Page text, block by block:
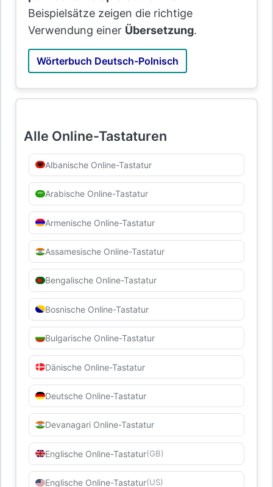
Beispielsätze zeigen die richtige
Verwendung einer Übersetzung.
Wörterbuch Deutsch-Polnisch
Alle Online-Tastaturen
Albanische Online-Tastatur
Arabische Online-Tastatur
Armenische Online-Tastatur
Assamesische Online-Tastatur
Bengalische Online-Tastatur
Bosnische Online-Tastatur
Bulgarische Online-Tastatur
Dänische Online-Tastatur
Deutsche Online-Tastatur
Devanagari Online-Tastatur
Englische Online-Tastatur(GB)
Englische Online-Tastatur(US)